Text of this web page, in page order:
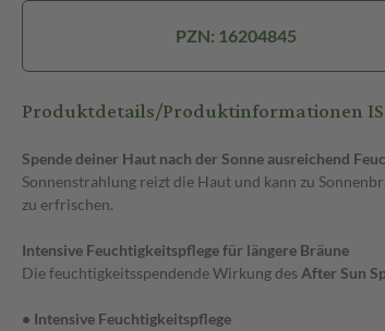
PZN: 16204845
Produktdetails/Produktinformationen
Spende deiner Haut nach der Sonne ausreichend
Sonnenstrahlung reizt die Haut und kann zu
zu erfrischen.
Intensive Feuchtigkeitspflege für längere Bräune
Die feuchtigkeitsspendende Wirkung des After Sun
• Intensive Feuchtigkeitspflege